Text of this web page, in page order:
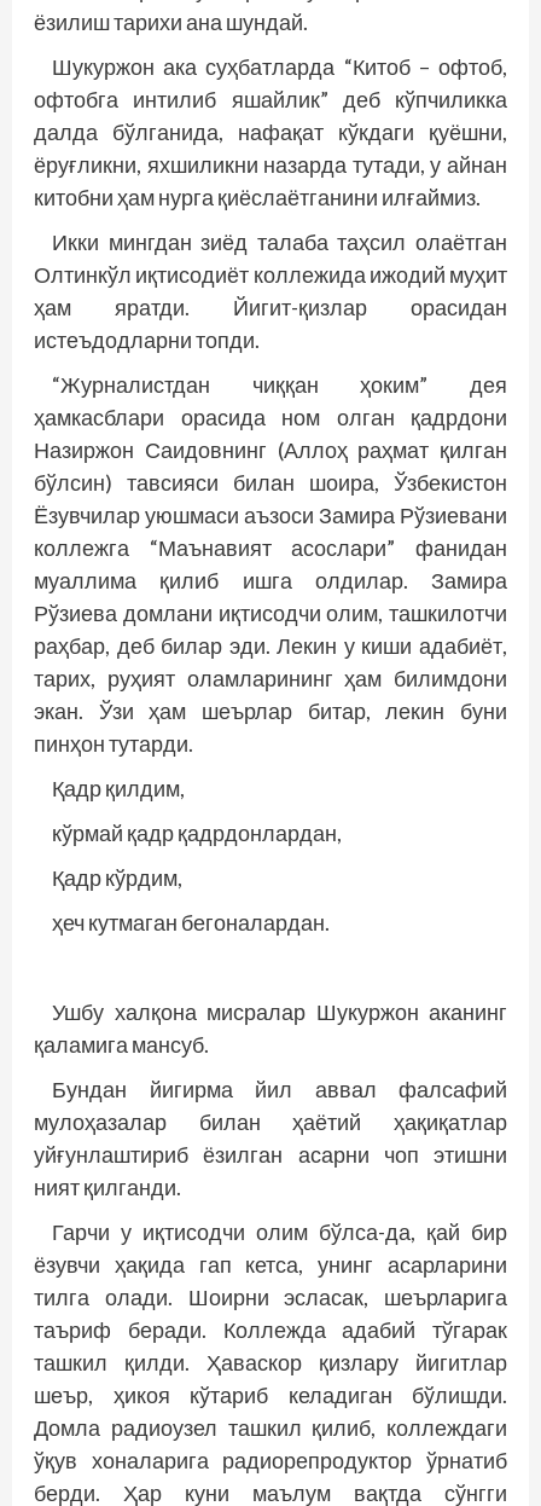
ёзилиш тарихи ана шундай.
Шукуржон ака суҳбатларда “Китоб – офтоб,
офтобга интилиб яшайлик” деб кўпчиликка
далда бўлганида, нафақат кўкдаги қуёшни,
ёруғликни, яхшиликни назарда тутади, у айнан
китобни ҳам нурга қиёслаётганини илғаймиз.
Икки мингдан зиёд талаба таҳсил олаётган
Олтинкўл иқтисодиёт коллежида ижодий муҳит
ҳам яратди. Йигит-қизлар орасидан
истеъдодларни топди.
“Журналистдан чиққан ҳоким” дея
ҳамкасблари орасида ном олган қадрдони
Назиржон Саидовнинг (Аллоҳ раҳмат қилган
бўлсин) тавсияси билан шоира, Ўзбекистон
Ёзувчилар уюшмаси аъзоси Замира Рўзиевани
коллежга “Маънавият асослари” фанидан
муаллима қилиб ишга олдилар. Замира
Рўзиева домлани иқтисодчи олим, ташкилотчи
раҳбар, деб билар эди. Лекин у киши адабиёт,
тарих, руҳият оламларининг ҳам билимдони
экан. Ўзи ҳам шеърлар битар, лекин буни
пинҳон тутарди.
Қадр қилдим,
кўрмай қадр қадрдонлардан,
Қадр кўрдим,
ҳеч кутмаган бегоналардан.
Ушбу халқона мисралар Шукуржон аканинг
қаламига мансуб.
Бундан йигирма йил аввал фалсафий
мулоҳазалар билан ҳаётий ҳақиқатлар
уйғунлаштириб ёзилган асарни чоп этишни
ният қилганди.
Гарчи у иқтисодчи олим бўлса-да, қай бир
ёзувчи ҳақида гап кетса, унинг асарларини
тилга олади. Шоирни эсласак, шеърларига
таъриф беради. Коллежда адабий тўгарак
ташкил қилди. Ҳаваскор қизлару йигитлар
шеър, ҳикоя кўтариб келадиган бўлишди.
Домла радиоузел ташкил қилиб, коллеждаги
ўқув хоналарига радиорепродуктор ўрнатиб
берди. Ҳар куни маълум вақтда сўнгги